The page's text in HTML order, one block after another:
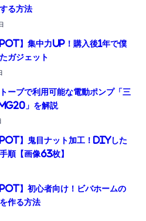
る方法
】集中力UP！購入後1年で僕
ガジェット
ーブで利用可能な電動ポンプ「三
」を解説
】鬼目ナット加工！DIYした
順【画像63枚】
】初心者向け！ビバホームの
作る方法